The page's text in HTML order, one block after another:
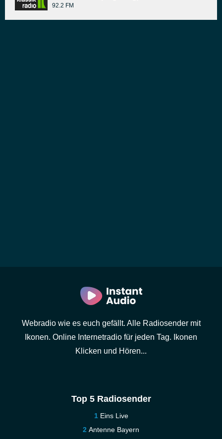
92.2 FM
Webradio wie es euch gefällt. Alle Radiosender mit
Ikonen. Online Internetradio für jeden Tag. Ikonen
Klicken und Hören...
Top 5 Radiosender
Eins Live
Antenne Bayern